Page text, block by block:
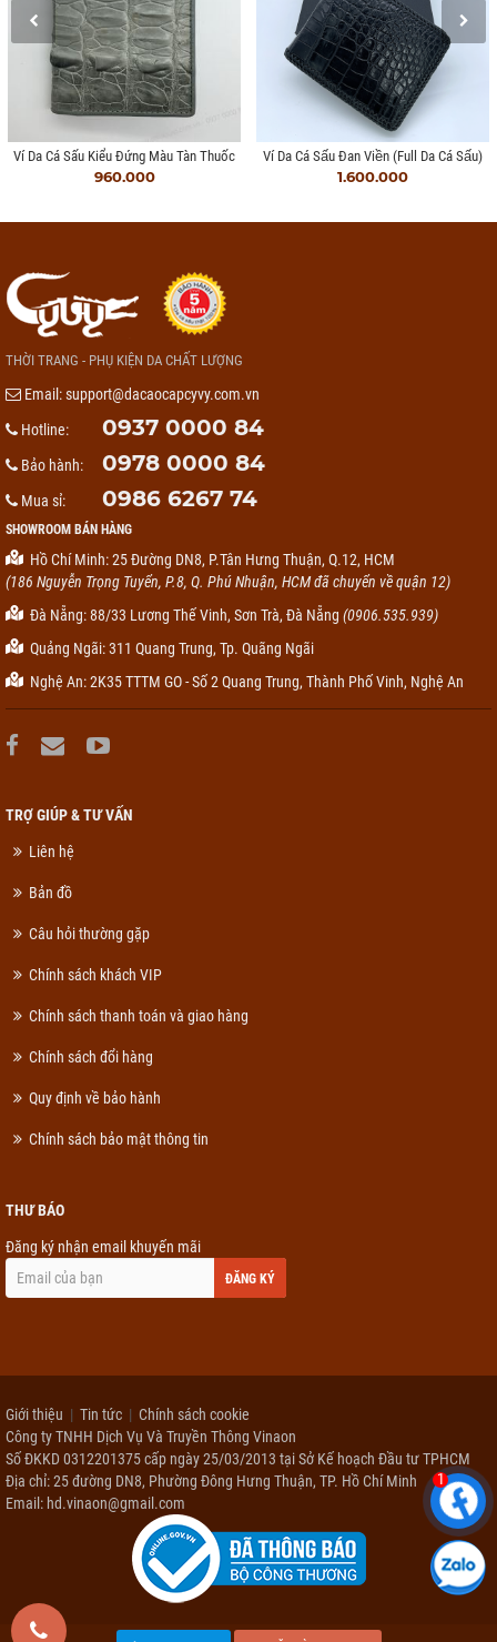
Ví Da Cá Sấu Kiểu Đứng Màu Tàn Thuốc
960.000
Ví Da Cá Sấu Đan Viền (full Da Cá Sấu)
1.600.000
THỜI TRANG - PHỤ KIỆN DA CHẤT LƯỢNG
Email:support@dacaocapcyvy.com.vn
Hotline:
0937 0000 84
Bảo hành: 0978 0000 84
Mua sỉ: 0986 6267 74
SHOWROOM BÁN HÀNG
Hồ Chí Minh: 25 Đường DN8, P.Tân Hưng Thuận, Q.12, HCM
(186 Nguyễn Trọng Tuyển, P.8, Q. Phú Nhuận, HCM đã chuyển về quận 12)
Đà Nẵng: 88/33 Lương Thế Vinh, Sơn Trà, Đà Nẵng (0906.535.939)
Quảng Ngãi: 311 Quang Trung, Tp. Quãng Ngãi
Nghệ An: 2K35 TTTM GO - Số 2 Quang Trung, Thành Phố Vinh, Nghệ An
TRỢ GIÚP & TƯ VẤN
Liên hệ
Bản đồ
Câu hỏi thường gặp
Chính sách khách VIP
Chính sách thanh toán và giao hàng
Chính sách đổi hàng
Quy định về bảo hành
Chính sách bảo mật thông tin
THƯ BÁO
Đăng ký nhận email khuyến mãi
ĐĂNG KÝ
Giới thiệu Tin tức
Chính sách cookie
Công ty TNHH Dịch Vụ Và Truyền Thông Vinaon
Số ĐKKD 0312201375 cấp ngày 25/03/2013 tại Sở Kế hoạch Đầu tư TPHCM
Địa chỉ: 25 đường DN8, Phường Đông Hưng Thuận, TP. Hồ Chí Minh
Email: hd.vinaon@gmail.com
1